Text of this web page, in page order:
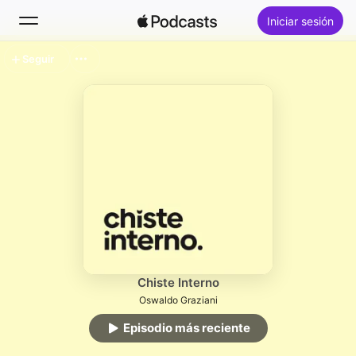
Iniciar sesión
Chiste Interno
Oswaldo Graziani
Episodio más reciente
Seguir